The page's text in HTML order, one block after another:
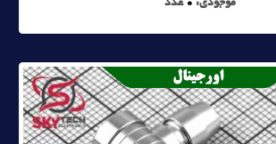
موجودی: 0 عدد